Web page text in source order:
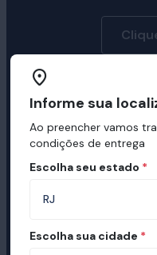
Informe sua
Ao preencher vamos
condições de entrega
Escolha seu estado *
Escolha sua cidade *